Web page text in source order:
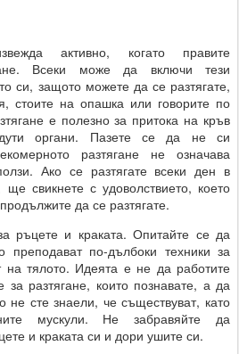
активно, когато правите
Всеки може да включи тези
си, защото можете да се разтягате,
стоите на опашка или говорите по
е полезно за притока на кръв
органи. Пазете се да не си
разтягане не означава
Ако се разтягате всеки ден в
свикнете с удоволствието, което
да се разтягате.
ръцете и краката. Опитайте се да
преподават по-дълбоки техники за
на тялото. Идеята е не да работите
за разтягане, които познавате, а да
не сте знаели, че съществуват, като
мускули. Не забравяйте да
и краката си и дори ушите си.